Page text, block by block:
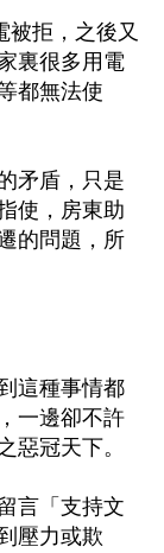
被拒，之後又
裏很多用電
都無法使
矛盾，只是
使，房東助
的問題，所
這種事情都
一邊卻不許
惡冠天下。
言「支持文
壓力或欺